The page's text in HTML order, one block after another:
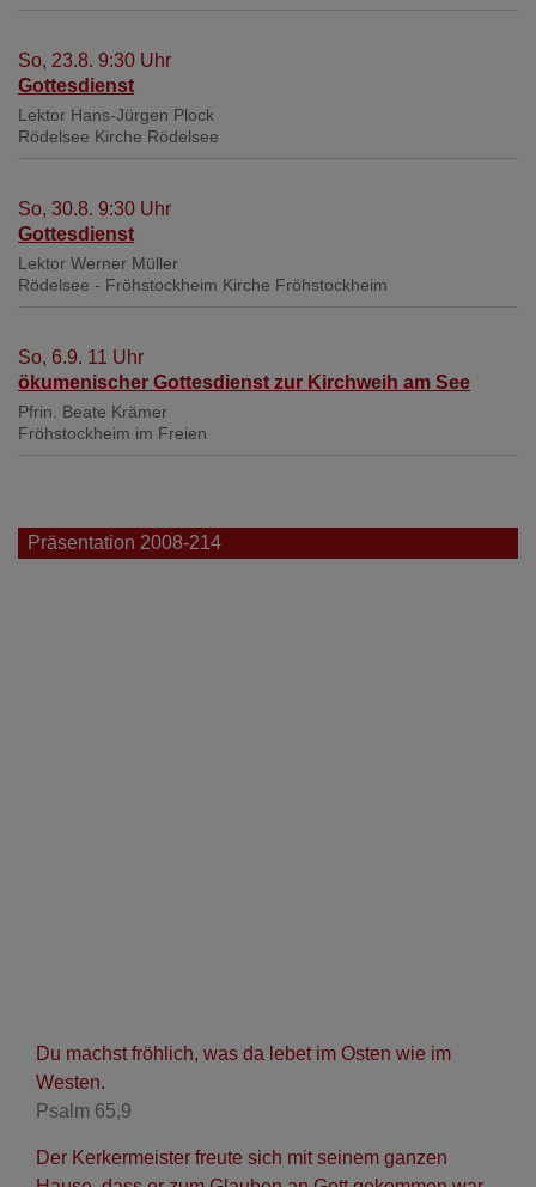
So, 23.8. 9:30 Uhr
Gottesdienst
Lektor Hans-Jürgen Plock
Rödelsee Kirche Rödelsee
So, 30.8. 9:30 Uhr
Gottesdienst
Lektor Werner Müller
Rödelsee - Fröhstockheim Kirche Fröhstockheim
So, 6.9. 11 Uhr
ökumenischer Gottesdienst zur Kirchweih am See
Pfrin. Beate Krämer
Fröhstockheim im Freien
Präsentation 2008-214
Du machst fröhlich, was da lebet im Osten wie im
Westen.
Psalm 65,9
Der Kerkermeister freute sich mit seinem ganzen